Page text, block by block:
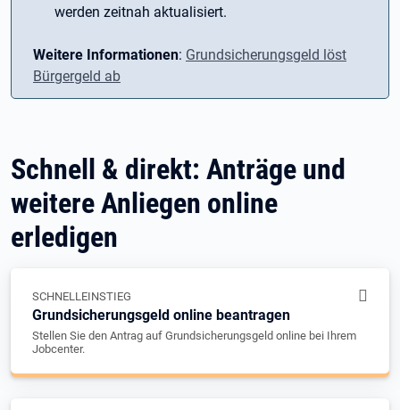
werden zeitnah aktualisiert.
Weitere Informationen: Grundsicherungsgeld löst
Bürgergeld ab
Schnell & direkt: Anträge und
weitere Anliegen online
erledigen
SCHNELLEINSTIEG
Grundsicherungsgeld online beantragen
Stellen Sie den Antrag auf Grundsicherungsgeld online bei Ihrem
Jobcenter.